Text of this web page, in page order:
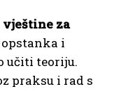
vještine za
i
učiti teoriju.
praksu i rad s